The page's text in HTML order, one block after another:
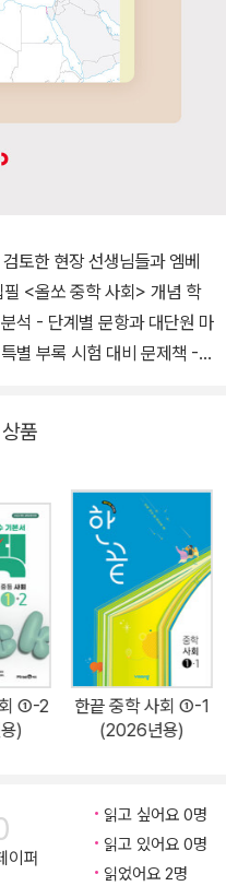
한 현장 선생님들과 엠베
쏘 중학 사회> 개념 학
석 - 단계별 문항과 대단원 마
품
①-2
)
한끝 중학 사회 ①-1
(2026년용)
이퍼
읽고 싶어요 0명
읽고 있어요 0명
읽었어요 2명